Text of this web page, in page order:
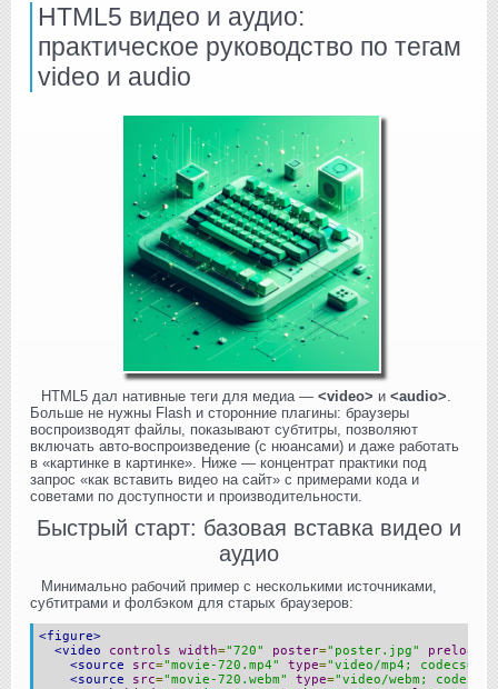
HTML5 видео и аудио:
практическое руководство по тегам
video и audio
HTML5 дал нативные теги для медиа — <video> и <audio>
Больше не нужны Flash и сторонние плагины: браузеры
воспроизводят файлы, показывают субтитры, позволяют
включать авто‑воспроизведение (с нюансами) и даже работать
в «картинке в картинке». Ниже — концентрат практики под
запрос «как вставить видео на сайт» с примерами кода и
советами по доступности и производительности.
Быстрый старт: базовая вставка видео и
аудио
Минимально рабочий пример с несколькими источниками,
субтитрами и фолбэком для старых браузеров:
<figure>
<video
controls width="720" poster="poster.jpg" preload
<source
src="movie-720.mp4" type="video/mp4;
<source
src="movie-720.webm" type="video/webm;